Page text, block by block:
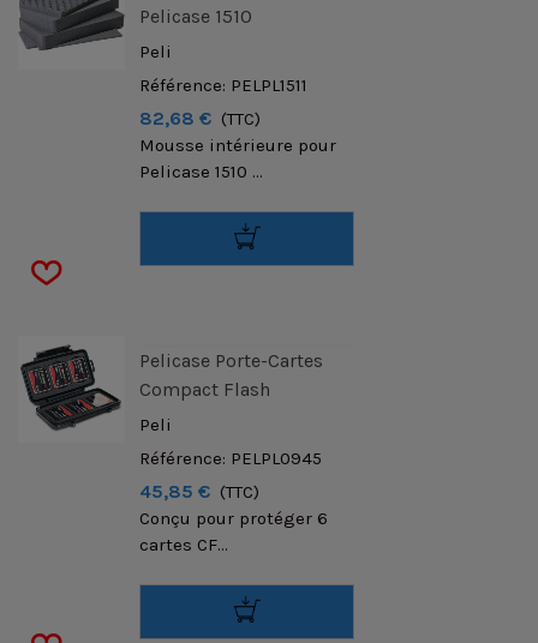
Pelicase 1510
Peli
Référence: PELPL1511
82,68 € (TTC)
Mousse intérieure pour
Pelicase 1510 ...
Pelicase Porte-Cartes
Compact Flash
Peli
Référence: PELPL0945
45,85 € (TTC)
Conçu pour protéger 6
cartes CF...